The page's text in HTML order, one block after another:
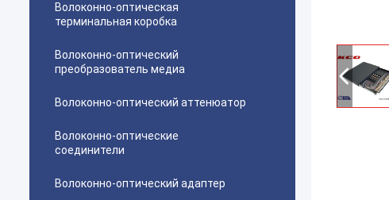
Волоконно-оптическая
терминальная коробка
Волоконно-оптический
преобразователь медиа
Волоконно-оптический аттенюатор
Волоконно-оптические
соединители
Волоконно-оптический адаптер